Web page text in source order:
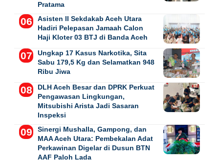
Pratama
Asisten II Sekdakab Aceh Utara
Hadiri Pelepasan Jamaah Calon
Haji Kloter 03 BTJ di Banda Aceh
Ungkap 17 Kasus Narkotika, Sita
Sabu 179,5 Kg dan Selamatkan 948
Ribu Jiwa
DLH Aceh Besar dan DPRK Perkuat
Pengawasan Lingkungan,
Mitsubishi Arista Jadi Sasaran
Inspeksi
Sinergi Mushalla, Gampong, dan
MAA Aceh Utara: Pembekalan Adat
Perkawinan Digelar di Dusun BTN
AAF Paloh Lada